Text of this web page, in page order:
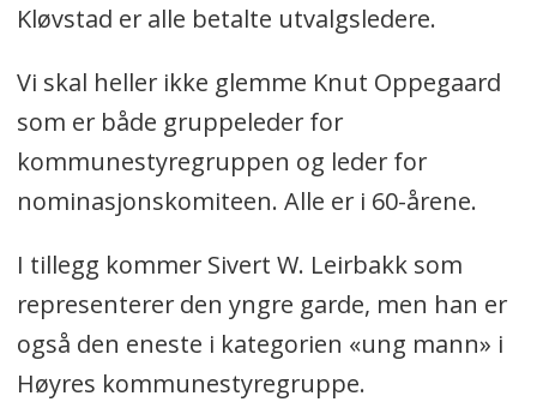
Kløvstad er alle betalte utvalgsledere.
Vi skal heller ikke glemme Knut Oppegaard
som er både gruppeleder for
kommunestyregruppen og leder for
nominasjonskomiteen. Alle er i 60-årene.
I tillegg kommer Sivert W. Leirbakk som
representerer den yngre garde, men han er
også den eneste i kategorien «ung mann» i
Høyres kommunestyregruppe.